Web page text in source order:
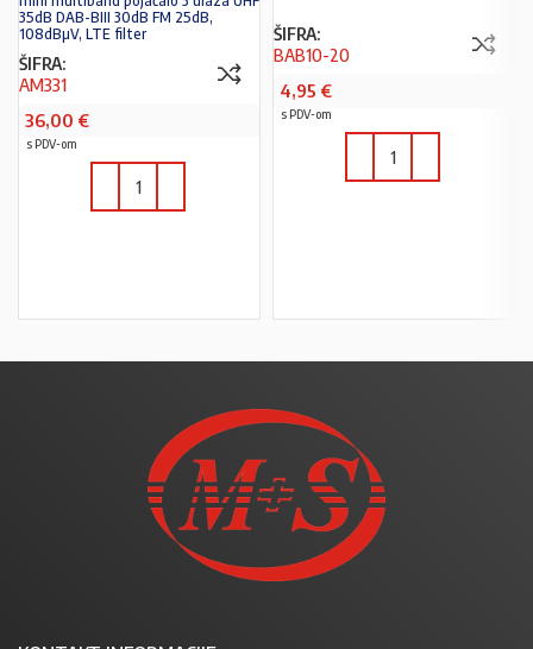
35dB DAB-BIII 30dB FM 25dB,
108dBµV, LTE filter
ŠIFRA:
AM331
36,00 €
s PDV-om
ŠIFRA:
BAB10-20
4,95 €
s PDV-om